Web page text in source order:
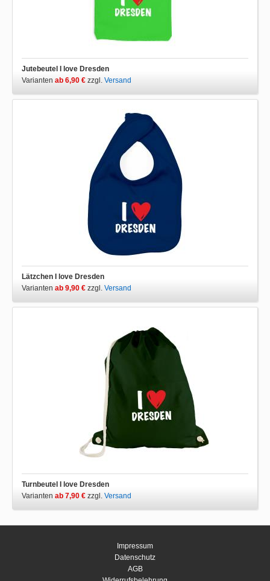
Jutebeutel I love Dresden
Varianten ab 6,90 € zzgl. Versand
Lätzchen I love Dresden
Varianten ab 9,90 € zzgl. Versand
Turnbeutel I love Dresden
Varianten ab 7,90 € zzgl. Versand
Impressum
Datenschutz
AGB